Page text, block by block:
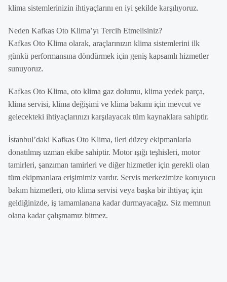
klima sistemlerinizin ihtiyaçlarını en iyi şekilde karşılıyoruz.
Neden Kafkas Oto Klima’yı Tercih Etmelisiniz?
Kafkas Oto Klima olarak, araçlarınızın klima sistemlerini ilk
günkü performansına döndürmek için geniş kapsamlı hizmetler
sunuyoruz.
Kafkas Oto Klima, oto klima gaz dolumu, klima yedek parça,
klima servisi, klima değişimi ve klima bakımı için mevcut ve
gelecekteki ihtiyaçlarınızı karşılayacak tüm kaynaklara sahiptir.
İstanbul’daki Kafkas Oto Klima, ileri düzey ekipmanlarla
donatılmış uzman ekibe sahiptir. Motor ışığı teşhisleri, motor
tamirleri, şanzıman tamirleri ve diğer hizmetler için gerekli olan
tüm ekipmanlara erişimimiz vardır. Servis merkezimize koruyucu
bakım hizmetleri, oto klima servisi veya başka bir ihtiyaç için
geldiğinizde, iş tamamlanana kadar durmayacağız. Siz memnun
olana kadar çalışmamız bitmez.